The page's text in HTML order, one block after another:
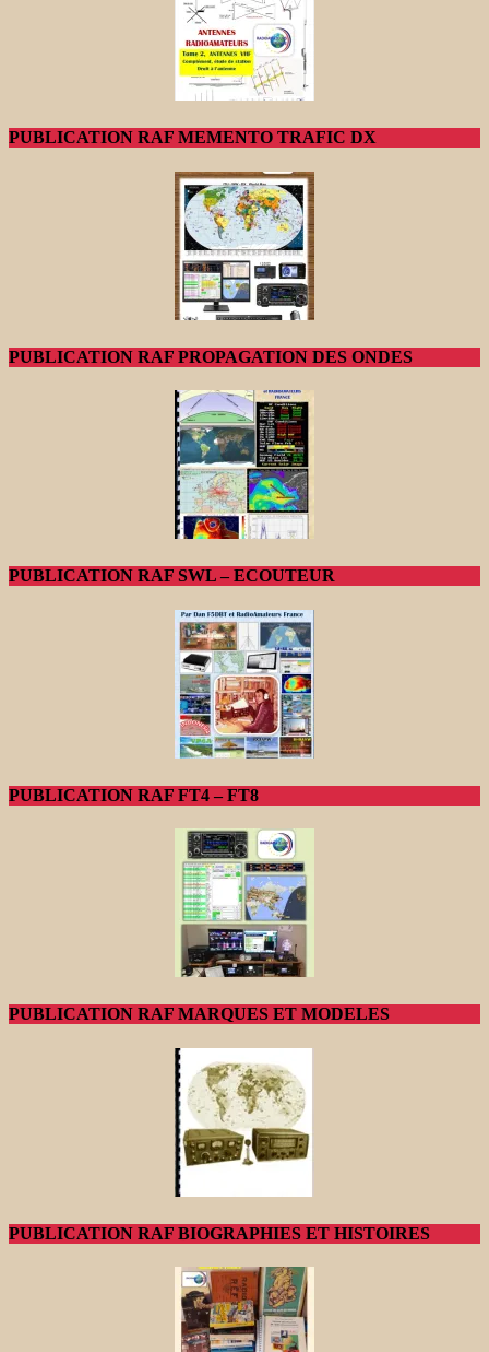
PUBLICATION RAF MEMENTO TRAFIC DX
PUBLICATION RAF PROPAGATION DES ONDES
PUBLICATION RAF SWL – ECOUTEUR
PUBLICATION RAF FT4 – FT8
PUBLICATION RAF MARQUES ET MODELES
PUBLICATION RAF BIOGRAPHIES ET HISTOIRES